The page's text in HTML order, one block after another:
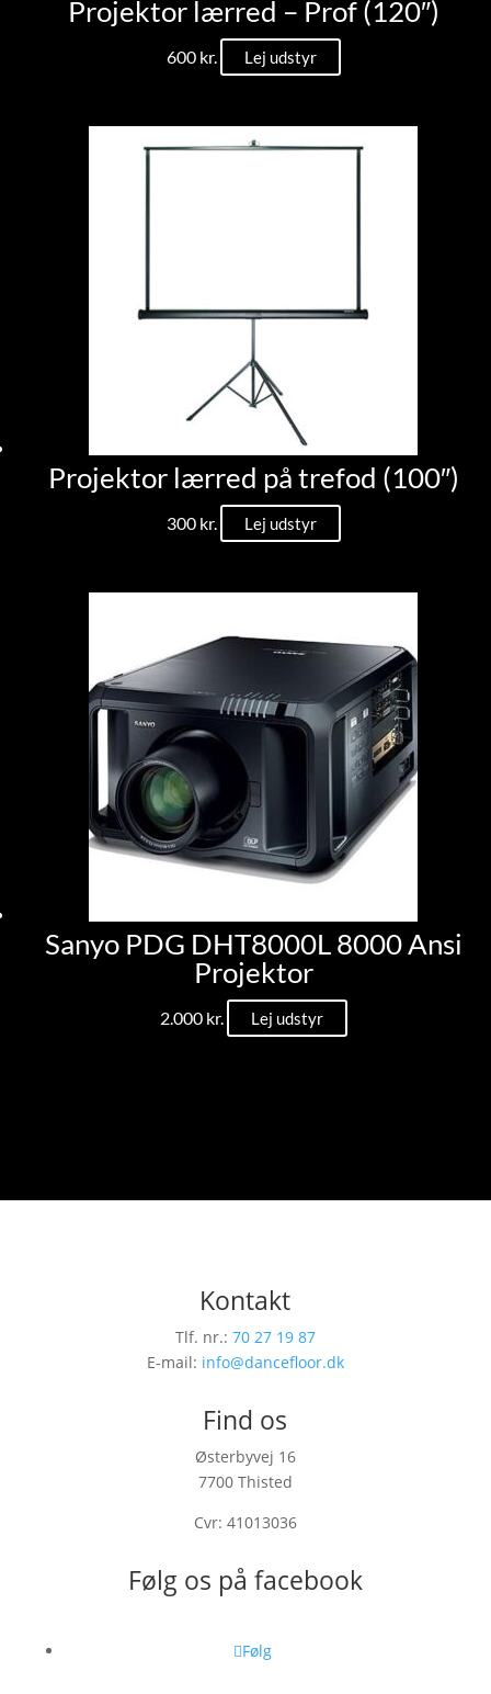
Projektor lærred – Prof (120″)
600 kr. Lej udstyr
Projektor lærred på trefod (100″)
300 kr. Lej udstyr
Sanyo PDG DHT8000L 8000 Ansi
Projektor
2.000 kr. Lej udstyr
Kontakt
Tlf. nr.: 70 27 19 87
E-mail: info@dancefloor.dk
Find os
Østerbyvej 16
7700 Thisted
Cvr: 41013036
Følg os på facebook
Følg